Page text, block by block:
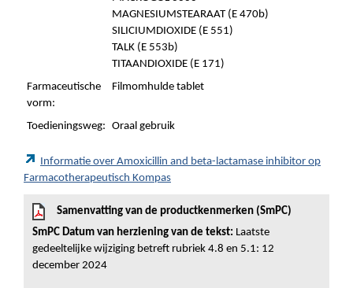
MAGNESIUMSTEARAAT (E 470b)
SILICIUMDIOXIDE (E 551)
TALK (E 553b)
TITAANDIOXIDE (E 171)
Farmaceutische
vorm:
Filmomhulde tablet
Toedieningsweg: Oraal gebruik
Informatie over Amoxicillin and beta-lactamase inhibitor op
Farmacotherapeutisch Kompas
Samenvatting van de productkenmerken (SmPC)
SmPC Datum van herziening van de tekst: Laatste
gedeeltelijke wijziging betreft rubriek 4.8 en 5.1: 12
december 2024